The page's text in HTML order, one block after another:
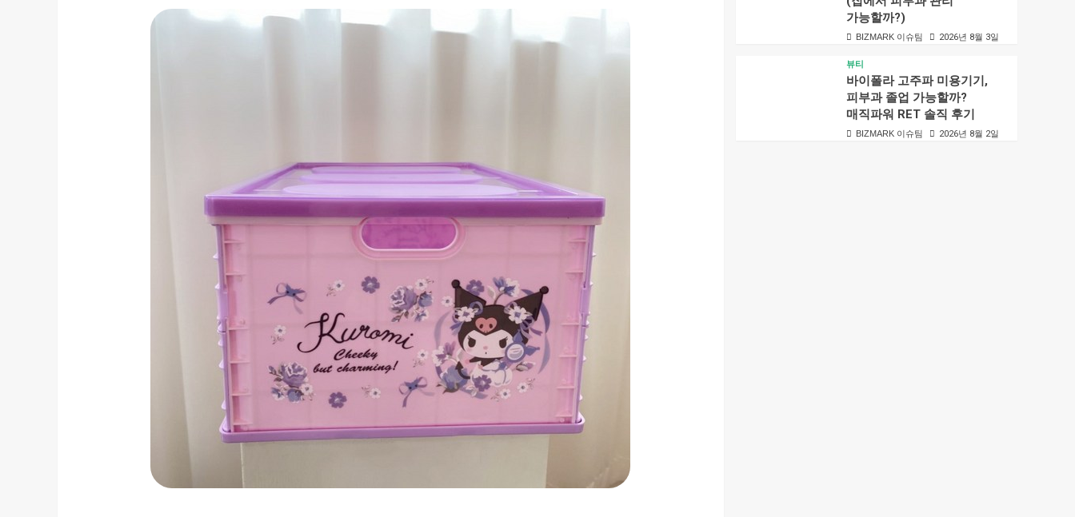
가능할까?)
BIZMARK 이슈팀 2026년 8월 3일
뷰티
바이폴라 고주파 미용기기,
피부과 졸업 가능할까?
매직파워 RET 솔직 후기
BIZMARK 이슈팀 2026년 8월 2일